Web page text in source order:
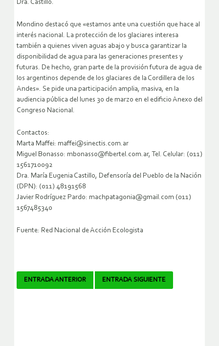
Dra. Castillo.
Mondino destacó que «estamos ante una cuestión que hace al
interés nacional. La protección de los glaciares interesa
también a quienes viven aguas abajo y busca garantizar la
disponibilidad de agua para las generaciones presentes y
futuras. De hecho, gran parte de la provisión futura de agua de
los argentinos depende de los glaciares de la Cordillera de los
Andes». Se pide una participación amplia, masiva, en la
audiencia pública del lunes 30 de marzo en el edificio Anexo del
Congreso Nacional.
Contactos:
Marta Maffei: maffei@sinectis.com.ar
Miguel Bonasso: mbonasso@fibertel.com.ar, Tel. Celular: (011)
1561710092
Dra. María Eugenia Castillo, Defensoría del Pueblo de la Nación
(DPN): (011) 48191568
Javier Rodríguez Pardo: machpatagonia@gmail.com (011)
1567485340
Fuente: Red Nacional de Acción Ecologista
Navegador
ENTRADA ANTERIOR ENTRADA SIGUIENTE